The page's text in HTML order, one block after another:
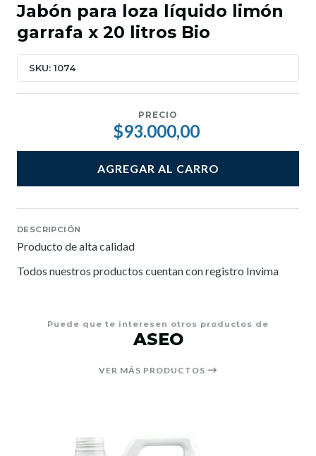
Jabón para loza líquido limón
garrafa x 20 litros Bio
SKU: 1074
PRECIO
$93.000,00
AGREGAR AL CARRO
DESCRIPCIÓN
Producto de alta calidad
Todos nuestros productos cuentan con registro Invima
Puede que te interesen otros productos de
ASEO
VER MÁS PRODUCTOS